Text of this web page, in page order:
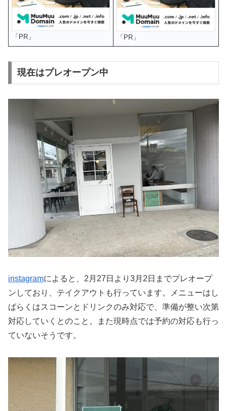
「PR」 「PR」
現在はプレオープン中
instagramによると、2月27日より3月2日までプレオープ
ンしており、テイクアウトも行っています。メニューはし
ばらくはスコーンとドリンクのみ対応で、準備が整い次第
対応していくとのこと。また現時点では予約の対応も行っ
ていないそうです。